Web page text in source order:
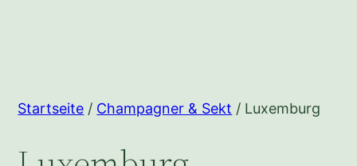
Startseite / Champagner & Sekt / Luxemburg